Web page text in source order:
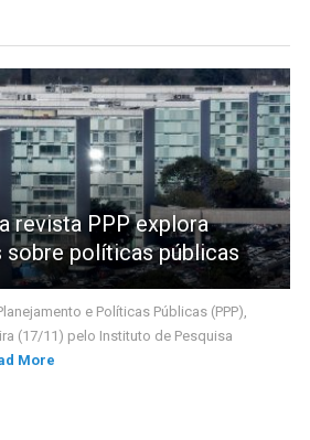
revista PPP explora
políticas públicas
e Políticas Públicas (PPP),
(17/11) pelo Instituto de Pesquisa
More